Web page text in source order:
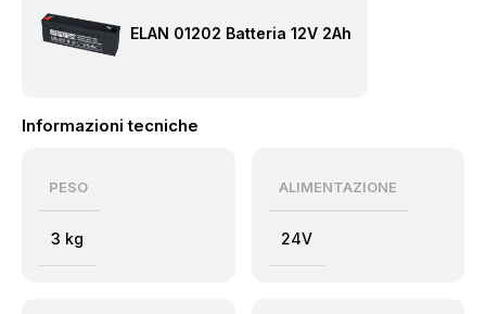
ELAN 01202 Batteria 12V 2Ah
Informazioni tecniche
PESO
3 kg
ALIMENTAZIONE
24V